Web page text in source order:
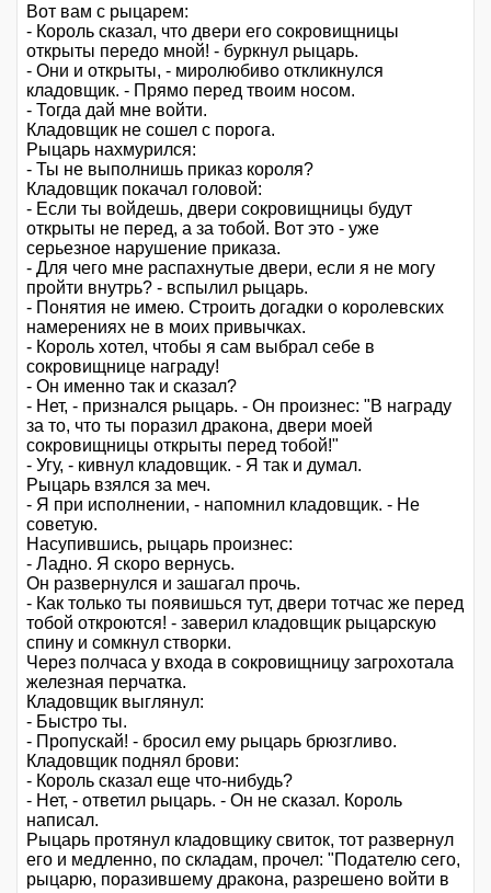
Вот вам с рыцарем:
- Король сказал, что двери его сокровищницы
открыты передо мной! - буркнул рыцарь.
- Они и открыты, - миролюбиво откликнулся
кладовщик. - Прямо перед твоим носом.
- Тогда дай мне войти.
Кладовщик не сошел с порога.
Рыцарь нахмурился:
- Ты не выполнишь приказ короля?
Кладовщик покачал головой:
- Если ты войдешь, двери сокровищницы будут
открыты не перед, а за тобой. Вот это - уже
серьезное нарушение приказа.
- Для чего мне распахнутые двери, если я не могу
пройти внутрь? - вспылил рыцарь.
- Понятия не имею. Строить догадки о королевских
намерениях не в моих привычках.
- Король хотел, чтобы я сам выбрал себе в
сокровищнице награду!
- Он именно так и сказал?
- Нет, - признался рыцарь. - Он произнес: "В награду
за то, что ты поразил дракона, двери моей
сокровищницы открыты перед тобой!"
- Угу, - кивнул кладовщик. - Я так и думал.
Рыцарь взялся за меч.
- Я при исполнении, - напомнил кладовщик. - Не
советую.
Насупившись, рыцарь произнес:
- Ладно. Я скоро вернусь.
Он развернулся и зашагал прочь.
- Как только ты появишься тут, двери тотчас же перед
тобой откроются! - заверил кладовщик рыцарскую
спину и сомкнул створки.
Через полчаса у входа в сокровищницу загрохотала
железная перчатка.
Кладовщик выглянул:
- Быстро ты.
- Пропускай! - бросил ему рыцарь брюзгливо.
Кладовщик поднял брови:
- Король сказал еще что-нибудь?
- Нет, - ответил рыцарь. - Он не сказал. Король
написал.
Рыцарь протянул кладовщику свиток, тот развернул
его и медленно, по складам, прочел: "Подателю сего,
рыцарю, поразившему дракона, разрешено войти в